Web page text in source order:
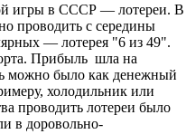
игры в СССР — лотереи. В
проводить с середины
— лотерея "6 из 49".
Прибыль шла на
можно было как денежный
холодильник или
проводить лотереи было
в доровольно-